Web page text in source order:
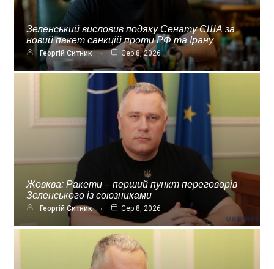
Зеленський висловив подяку Сенату США за
новий пакет санкцій проти РФ та Ірану
Георгій Ситник Сер 8, 2026
Жовква: Ракети – перший пункт переговорів
Зеленського із союзниками
Георгій Ситник Сер 8, 2026